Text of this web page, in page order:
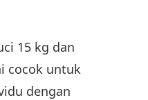
15 kg dan
cocok untuk
dengan